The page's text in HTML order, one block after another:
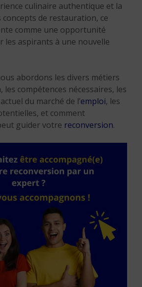
culinaire authentique et la
de restauration, ce
comme une opportunité
les aspirants à une nouvelle
abordons les divers métiers
compétences nécessaires, les
du marché de l’emploi, les
et comment
guider votre reconversion.